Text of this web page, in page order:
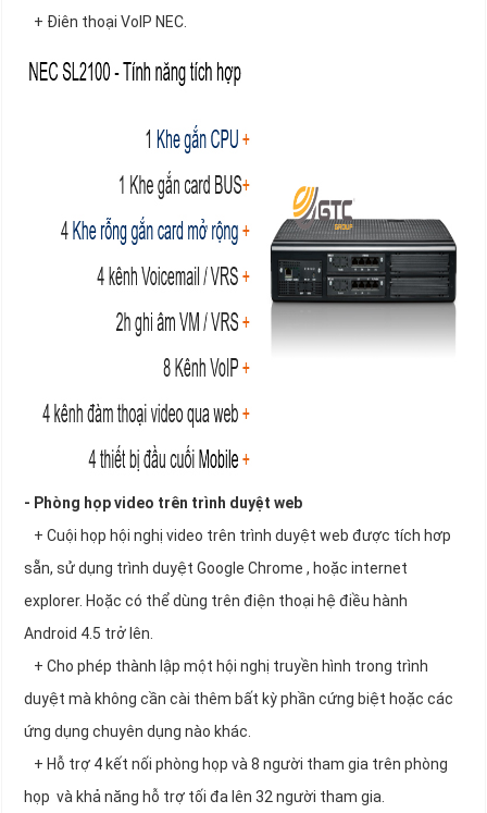
+ Điên thoại VoIP NEC.
- Phòng họp video trên trình duyệt web
+ Cuội họp hội nghị video trên trình duyệt web được tích hơp
sẵn, sử dụng trình duyệt Google Chrome , hoặc internet
explorer. Hoặc có thể dùng trên điện thoại hệ điều hành
Android 4.5 trở lên.
+ Cho phép thành lập một hội nghị truyền hình trong trình
duyệt mà không cần cài thêm bất kỳ phần cứng biệt hoặc các
ứng dụng chuyên dụng nào khác.
+ Hỗ trợ 4 kết nối phòng họp và 8 người tham gia trên phòng
họp và khả năng hỗ trợ tối đa lên 32 người tham gia.